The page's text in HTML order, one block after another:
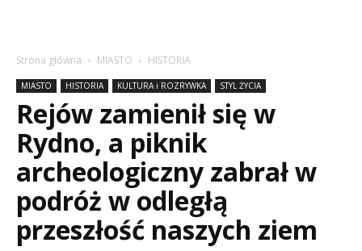
Strona główna MIASTO HISTORIA
MIASTO HISTORIA KULTURA i ROZRYWKA STYL ŻYCIA
Rejów zamienił się w
Rydno, a piknik
archeologiczny zabrał w
podróż w odległą
przeszłość naszych ziem